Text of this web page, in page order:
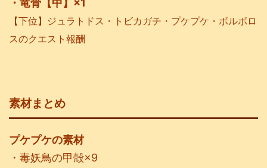
・竜骨【中】×1
【下位】ジュラトドス・トビカガチ・プケプケ・ボルボロ
スのクエスト報酬
素材まとめ
プケプケの素材
・毒妖鳥の甲殻×9